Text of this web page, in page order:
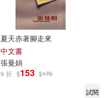
夏天赤著腳走來
中文書
張曼娟
9 折 $153 $170
試閱